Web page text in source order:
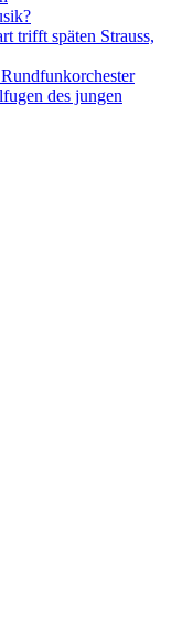
trifft späten Strauss,
des jungen